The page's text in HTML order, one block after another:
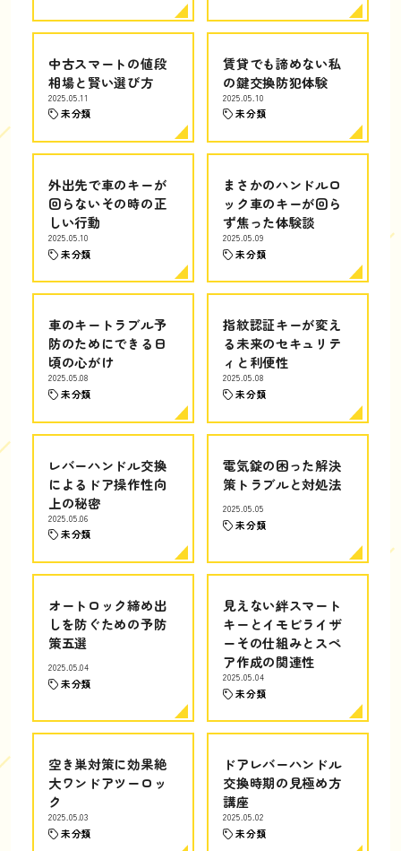
中古スマートの値段
相場と賢い選び方
2025.05.11
未分類
賃貸でも諦めない私
の鍵交換防犯体験
2025.05.10
未分類
外出先で車のキーが
回らないその時の正
しい行動
2025.05.10
未分類
まさかのハンドルロ
ック車のキーが回ら
ず焦った体験談
2025.05.09
未分類
車のキートラブル予
防のためにできる日
頃の心がけ
2025.05.08
未分類
指紋認証キーが変え
る未来のセキュリテ
ィと利便性
2025.05.08
未分類
レバーハンドル交換
によるドア操作性向
上の秘密
2025.05.06
未分類
電気錠の困った解決
策トラブルと対処法
2025.05.05
未分類
オートロック締め出
しを防ぐための予防
策五選
2025.05.04
未分類
見えない絆スマート
キーとイモビライザ
ーその仕組みとスペ
ア作成の関連性
2025.05.04
未分類
空き巣対策に効果絶
大ワンドアツーロッ
ク
2025.05.03
未分類
ドアレバーハンドル
交換時期の見極め方
講座
2025.05.02
未分類